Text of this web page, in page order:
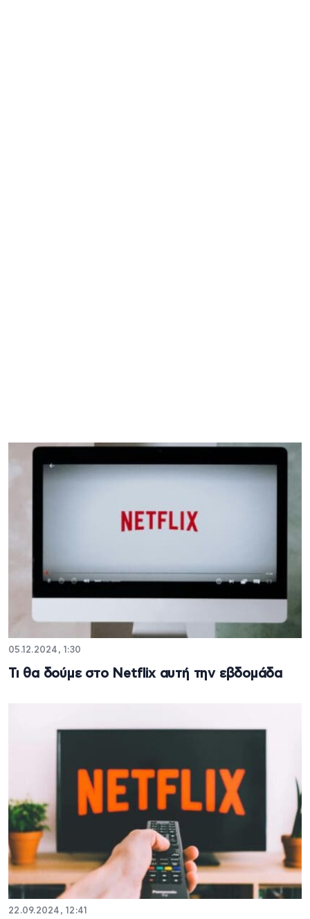
05.12.2024, 1:30
Τι θα δούμε στο Netflix αυτή την εβδομάδα
22.09.2024, 12:41